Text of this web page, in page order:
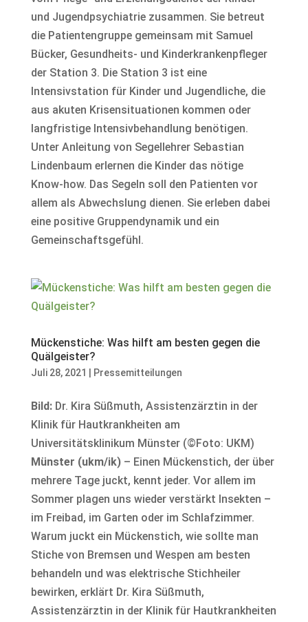
und Jugendpsychiatrie zusammen. Sie betreut
die Patientengruppe gemeinsam mit Samuel
Bücker, Gesundheits- und Kinderkrankenpfleger
der Station 3. Die Station 3 ist eine
Intensivstation für Kinder und Jugendliche, die
aus akuten Krisensituationen kommen oder
langfristige Intensivbehandlung benötigen.
Unter Anleitung von Segellehrer Sebastian
Lindenbaum erlernen die Kinder das nötige
Know-how. Das Segeln soll den Patienten vor
allem als Abwechslung dienen. Sie erleben dabei
eine positive Gruppendynamik und ein
Gemeinschaftsgefühl.
Mückenstiche: Was hilft am besten gegen die
Quälgeister?
Juli 28, 2021 Pressemitteilungen
Bild:Dr. Kira Süßmuth, Assistenzärztin in der
Klinik für Hautkrankheiten am
Universitätsklinikum Münster (©Foto: UKM)
Münster (ukm/ik)– Einen Mückenstich, der über
mehrere Tage juckt, kennt jeder. Vor allem im
Sommer plagen uns wieder verstärkt Insekten –
im Freibad, im Garten oder im Schlafzimmer.
Warum juckt ein Mückenstich, wie sollte man
Stiche von Bremsen und Wespen am besten
behandeln und was elektrische Stichheiler
bewirken, erklärt Dr. Kira Süßmuth,
Assistenzärztin in der Klinik für Hautkrankheiten